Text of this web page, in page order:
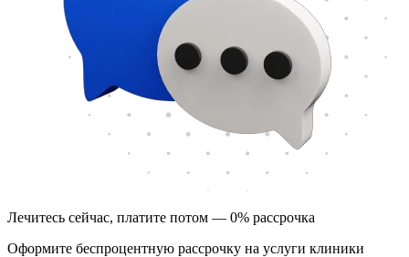
Лечитесь сейчас, платите потом — 0% рассрочка
Оформите беспроцентную рассрочку на услуги клиники